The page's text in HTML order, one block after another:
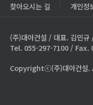
찾아오시는 길 개인정
(주)대아건설 / 대표. 김민
Tel. 055-297-7100 / Fax.
Copyrightⓒ(주)대아건설